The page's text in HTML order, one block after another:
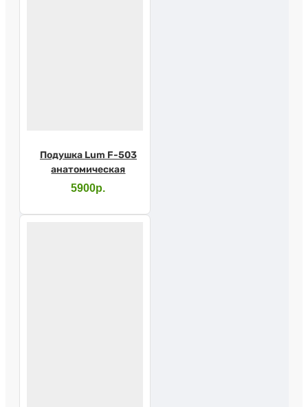
Подушка Lum F-503
анатомическая
5900р.